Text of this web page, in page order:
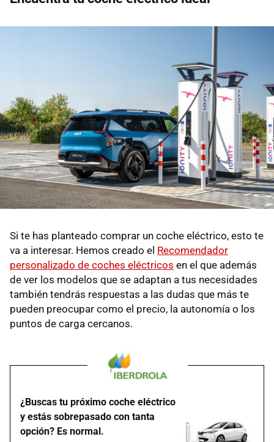
Si te has planteado comprar un coche eléctrico, esto te
va a interesar. Hemos creado el Recomendador
personalizado de coches eléctricos en el que además
de ver los modelos que se adaptan a tus necesidades
también tendrás respuestas a las dudas que más te
pueden preocupar como el precio, la autonomía o los
puntos de carga cercanos.
¿Buscas tu próximo coche eléctrico
y estás sobrepasado con tanta
opción? Es normal.